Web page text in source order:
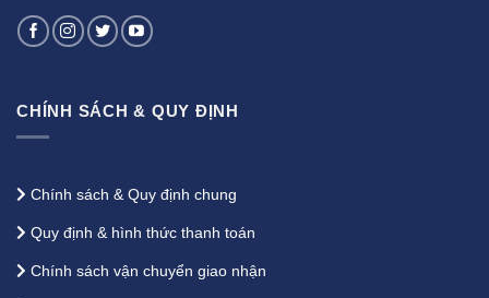
CHÍNH SÁCH & QUY ĐỊNH
Chính sách & Quy định chung
Quy định & hình thức thanh toán
Chính sách vận chuyển giao nhận